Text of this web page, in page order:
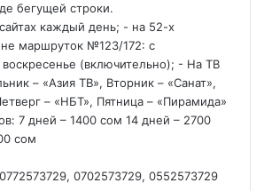
бегущей строки.
каждый день; - на 52-х
маршруток №123/172: с
(включительно); - На ТВ
– «Азия ТВ», Вторник – «Санат»,
– «НБТ», Пятница – «Пирамида»
7 дней – 1400 сом 14 дней – 2700
сом
0702573729, 0552573729